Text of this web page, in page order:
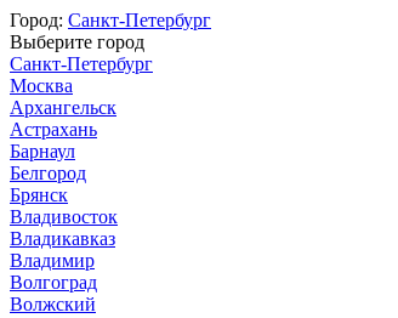
Город: Санкт-Петербург
Выберите город
Санкт-Петербург
Москва
Архангельск
Астрахань
Барнаул
Белгород
Брянск
Владивосток
Владикавказ
Владимир
Волгоград
Волжский